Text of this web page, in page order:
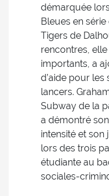
démarquée
Bleues en
Tigers de
rencontres,
importants, a
d’aide pour les
lancers.
Subway de la
a démontré
intensité et
lors des trois
étudiante au
sociales-